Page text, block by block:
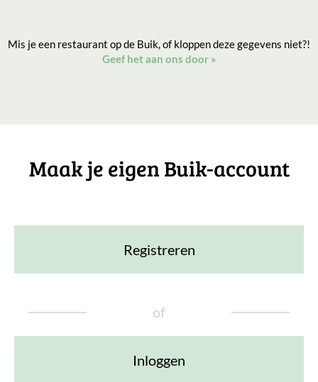
Mis je een restaurant op de Buik, of kloppen deze gegevens niet?!
Geef het aan ons door »
Maak je eigen Buik-account
Registreren
of
Inloggen